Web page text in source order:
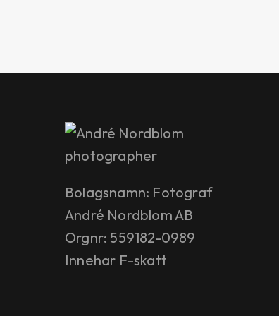
Bolagsnamn: Fotograf
André Nordblom AB
Orgnr: 559182-0989
Innehar F-skatt